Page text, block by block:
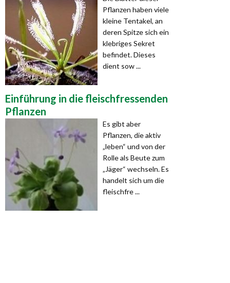
Pflanzen haben viele
kleine Tentakel, an
deren Spitze sich ein
klebriges Sekret
befindet. Dieses
dient sow ...
Einführung in die fleischfressenden
Pflanzen
Es gibt aber
Pflanzen, die aktiv
„leben“ und von der
Rolle als Beute zum
„Jäger“ wechseln. Es
handelt sich um die
fleischfre ...